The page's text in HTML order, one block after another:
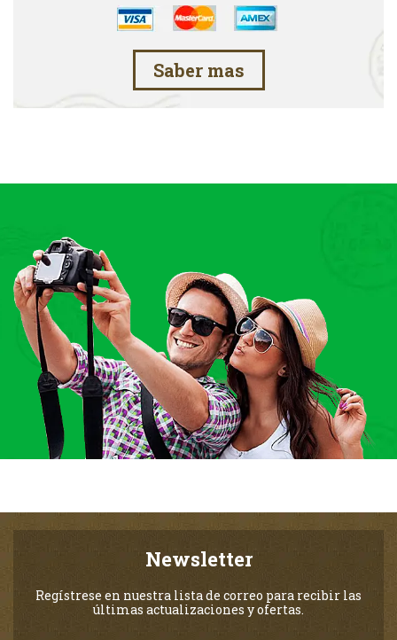
Saber mas
Newsletter
Regístrese en nuestra lista de correo para recibir las
últimas actualizaciones y ofertas.